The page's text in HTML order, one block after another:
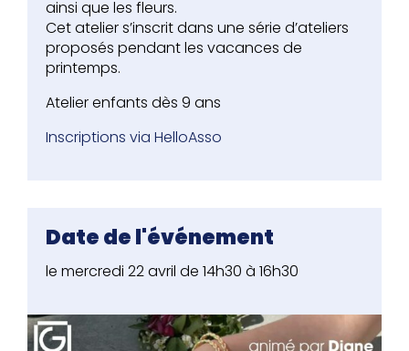
ainsi que les fleurs.
Cet atelier s’inscrit dans une série d’ateliers
proposés pendant les vacances de
printemps.
Atelier enfants dès 9 ans
Inscriptions via HelloAsso
Date de l'événement
le mercredi 22 avril de 14h30 à 16h30